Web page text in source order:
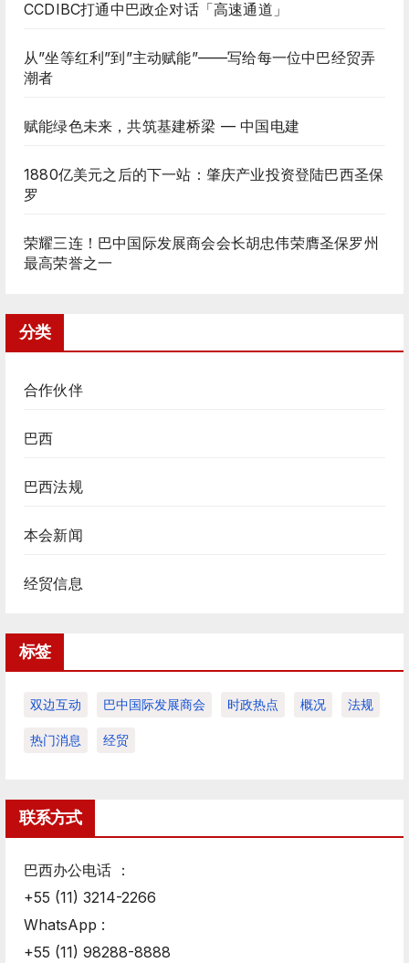
CCDIBC打通中巴政企对话「高速通道」
从”坐等红利”到”主动赋能”——写给每一位中巴经贸弄
潮者
赋能绿色未来，共筑基建桥梁 — 中国电建
1880亿美元之后的下一站：肇庆产业投资登陆巴西圣保
罗
荣耀三连！巴中国际发展商会会长胡忠伟荣膺圣保罗州
最高荣誉之一
分类
合作伙伴
巴西
巴西法规
本会新闻
经贸信息
标签
双边互动 巴中国际发展商会 时政热点 概况 法规
热门消息 经贸
联系方式
巴西办公电话 ：
+55 (11) 3214-2266
WhatsApp :
+55 (11) 98288-8888